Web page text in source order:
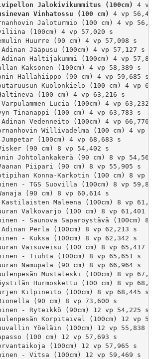
Jalokivikummitus (100cm)
Vinhatossu (100 cm) 4 vp
Jaloturmio (100 cm) 4 vp
(100cm) 4 vp 57,020 s
Huurre (90 cm) 4 vp 57,098 s
Jääpusu (100cm) 4 vp 57,127 s
Haltijakummi (100cm) 4 vp
Kaksonen (100cm) 4 vp 58,389 s
Hallahiippo (90 cm) 4 vp 59,685 s
Kuolonkielo (100 cm) 4 vp
(100 cm) 4 vp 63,216 s
Lucia (100cm) 4 vp 63,232
Tinanappi (100 cm) 4 vp 63,783 s
Vedenneito (100cm) 4 vp 66,770
Willivadelma (100 cm) 4 vp
(100cm) 4 vp 68,683 s
(90 cm) 8 vp 54,402 s
Johtolankakerä (90 cm) 8 vp 54,561
Piipari (90 cm) 8 vp 55,905 s
Konna-Karkotin (100 cm) 8 vp
- TGS Suovilla (100cm) 8 vp
(90 cm) 8 vp 60,614 s
Maleena (100cm) 8 vp
Valkovarjo (100 cm) 8 vp 61,401 s
- Saunova Saparoystävä (100cm) 8
Perla (100cm) 8 vp 62,213 s
- Kuksa (100cm) 8 vp 62,342 s
Vaisuveisu (100 cm) 8 vp 65,417 s
- Tiuhta (100cm) 8 vp 65,651 s
Namupala (90 cm) 8 vp 66,964 s
Mustaleski (100cm) 8 vp
Hurmoskettu (100 cm) 8 vp
Kilpineito (100cm) 8 vp 68,445 s
(90 cm) 8 vp 73,600 s
- Ryteikkö (90cm) 12 vp 54,225 s
Korpitaival (100cm) 12 vp
Yöeläin (100cm) 12 vp 55,838 s
(100 cm) 12 vp 57,693 s
(100cm) 12 vp 57,965 s
- Vitsa (100cm) 12 vp 59,469 s